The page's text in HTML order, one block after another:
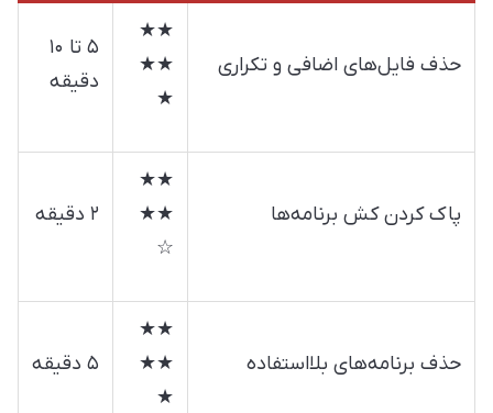
حذف فایل‌های اضافی و تکراری
★★
★★
★
۵ تا ۱۰
دقیقه
پاک کردن کش برنامه‌ها
★★
★★
☆
۲ دقیقه
حذف برنامه‌های بلااستفاده
★★
★★
★
۵ دقیقه